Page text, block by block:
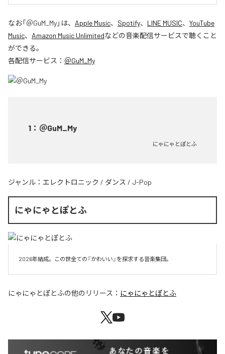
なお「＠GuM_My」は、 Apple Music、 Spotify、 LINE MUSIC、 YouTube
Music、 Amazon Music Unlimitedなどの音楽配信サービスで聴くこと
ができる。
各配信サービス： ＠GuM_My
1 ： ＠GuM_My
にゃにゃとぽとふ
ジャンル： エレクトロニック / ダンス / J-Pop
にゃにゃとぽとふ
2026年結成。この世全ての『かわいい』を探求する音楽集団。
にゃにゃとぽとふの他のリリース： にゃにゃとぽとふ